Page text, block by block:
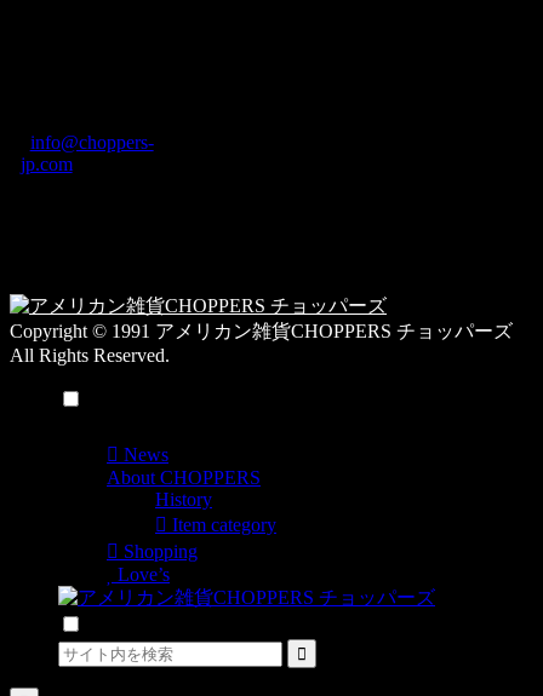
テ
ゴ
info@choppers-
jp.com
Copyright © 1991 アメリカン雑貨CHOPPERS チョッパーズ
All Rights Reserved.
News
About CHOPPERS
History
Item category
Shopping
Love’s